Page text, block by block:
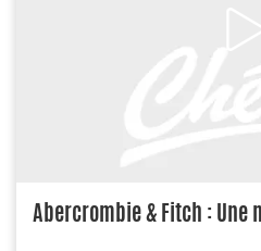
Abercrombie & Fitch : Une